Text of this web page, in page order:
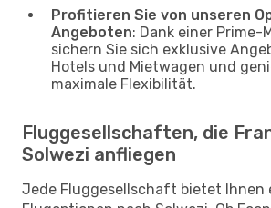
Profitieren Sie von unseren
Angeboten: Dank einer
sichern Sie sich exklusive
Hotels und Mietwagen und
maximale Flexibilität.
Fluggesellschaften, die
Solwezi anfliegen
Jede Fluggesellschaft bietet Ihnen